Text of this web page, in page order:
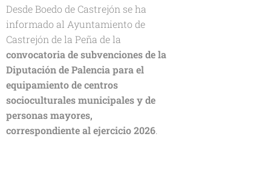
Desde Boedo de Castrejón se ha
informado al Ayuntamiento de
Castrejón de la Peña de la
convocatoria de subvenciones de la
Diputación de Palencia para el
equipamiento de centros
socioculturales municipales y de
personas mayores,
correspondiente al ejercicio 2026.